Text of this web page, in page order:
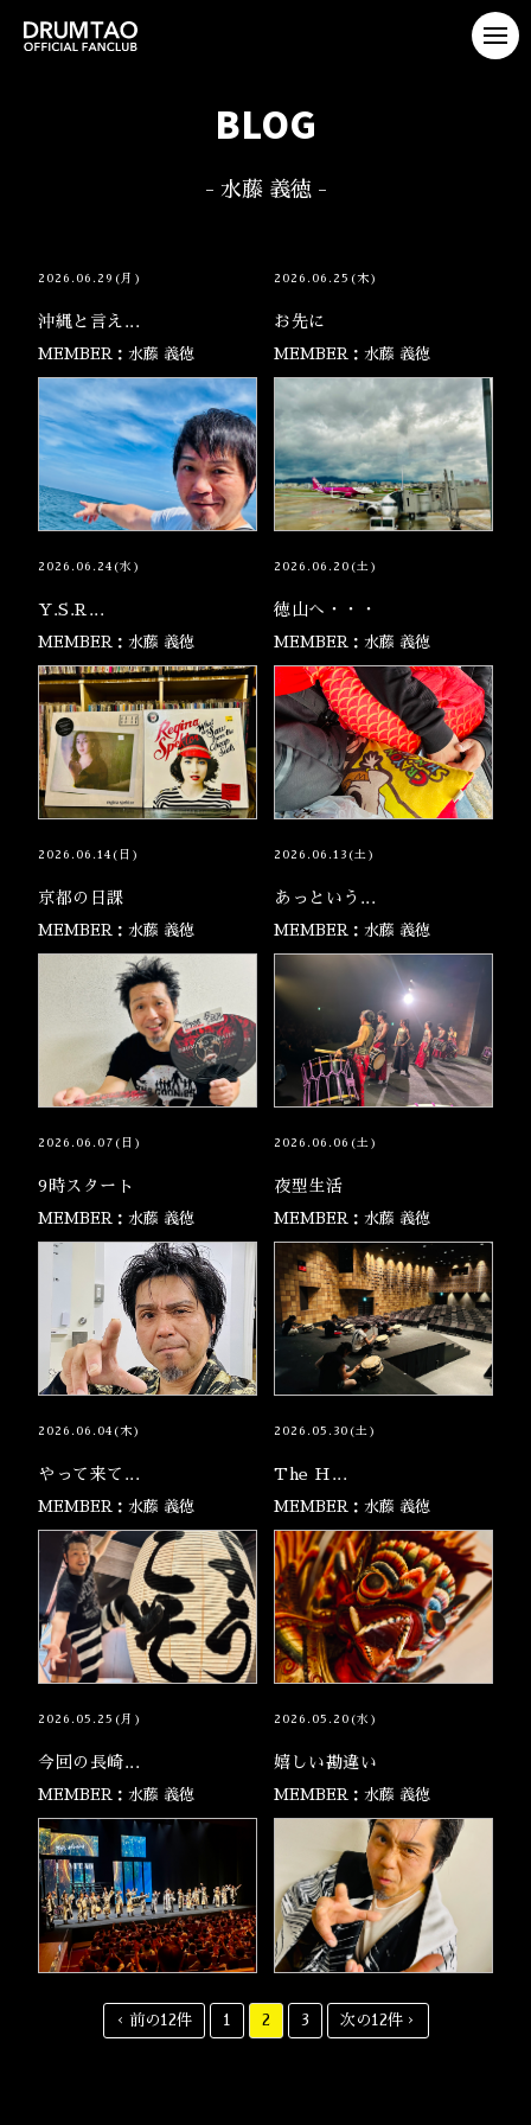
BLOG
- 水藤 義徳 -
2026.06.29(月)
沖縄と言え...
MEMBER：水藤 義徳
2026.06.25(木)
お先に
MEMBER：水藤 義徳
2026.06.24(水)
Y.S.R...
MEMBER：水藤 義徳
2026.06.20(土)
徳山へ・・・
MEMBER：水藤 義徳
2026.06.14(日)
京都の日課
MEMBER：水藤 義徳
2026.06.13(土)
あっという...
MEMBER：水藤 義徳
2026.06.07(日)
9時スタート
MEMBER：水藤 義徳
2026.06.06(土)
夜型生活
MEMBER：水藤 義徳
2026.06.04(木)
やって来て...
MEMBER：水藤 義徳
2026.05.30(土)
The H...
MEMBER：水藤 義徳
2026.05.25(月)
今回の長崎...
MEMBER：水藤 義徳
2026.05.20(水)
嬉しい勘違い
MEMBER：水藤 義徳
‹ 前の12件 1 2 3 次の12件 ›